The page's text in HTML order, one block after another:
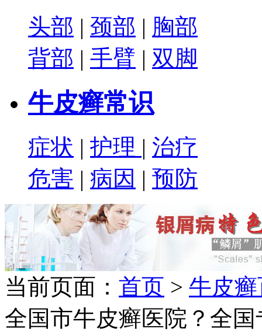
头部 | 颈部 | 胸部
背部 | 手臂 | 双脚
牛皮癣常识
症状 | 护理 | 治疗
危害 | 病因 | 预防
当前页面： 首页 > 牛皮
全国市牛皮癣医院？全